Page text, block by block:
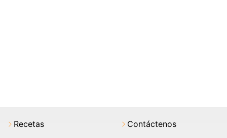
Recetas
Contáctenos